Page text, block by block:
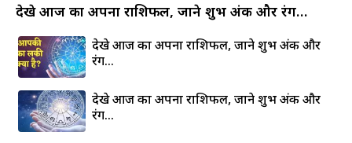
देखे आज का अपना राशिफल, जाने शुभ अंक और रंग…
देखे आज का अपना राशिफल, जाने शुभ अंक और
रंग…
देखे आज का अपना राशिफल, जाने शुभ अंक और
रंग…